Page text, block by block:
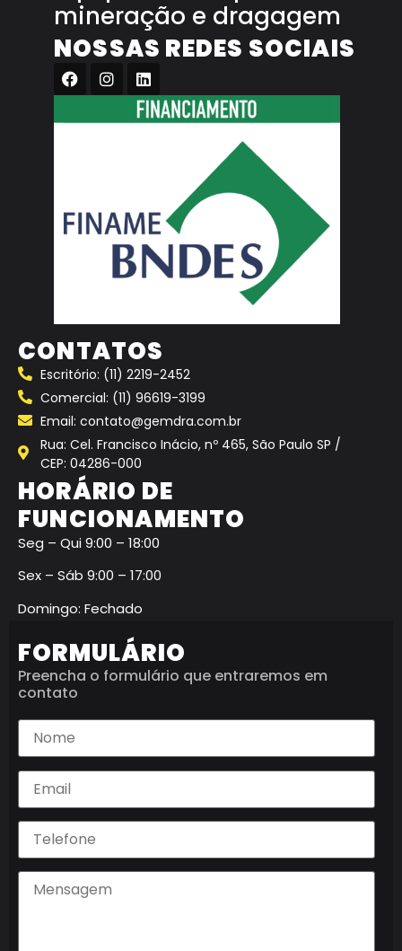
mineração e dragagem
NOSSAS REDES SOCIAIS
CONTATOS
Escritório: (11) 2219-2452
Comercial: (11) 96619-3199
Email: contato@gemdra.com.br
Rua: Cel. Francisco Inácio, nº 465, São Paulo SP /
CEP: 04286-000
HORÁRIO DE
FUNCIONAMENTO
Seg – Qui 9:00 – 18:00
Sex – Sáb 9:00 – 17:00
Domingo: Fechado
FORMULÁRIO
Preencha o formulário que entraremos em
contato